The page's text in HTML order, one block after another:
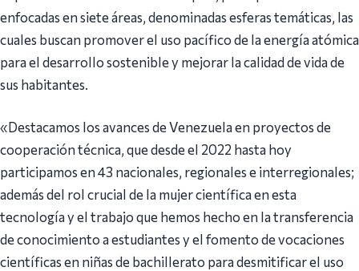
enfocadas en siete áreas, denominadas esferas temáticas, las
cuales buscan promover el uso pacífico de la energía atómica
para el desarrollo sostenible y mejorar la calidad de vida de
sus habitantes.
«Destacamos los avances de Venezuela en proyectos de
cooperación técnica, que desde el 2022 hasta hoy
participamos en 43 nacionales, regionales e interregionales;
además del rol crucial de la mujer científica en esta
tecnología y el trabajo que hemos hecho en la transferencia
de conocimiento a estudiantes y el fomento de vocaciones
científicas en niñas de bachillerato para desmitificar el uso